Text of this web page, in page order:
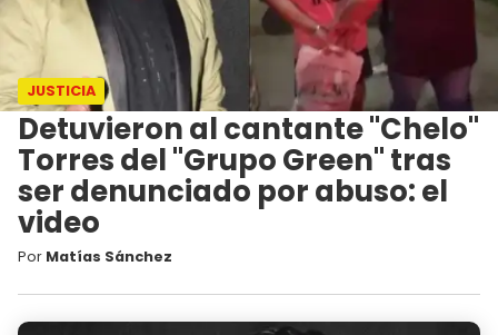
JUSTICIA
Detuvieron al cantante "Chelo"
Torres del "Grupo Green" tras
ser denunciado por abuso: el
video
Por Matías Sánchez